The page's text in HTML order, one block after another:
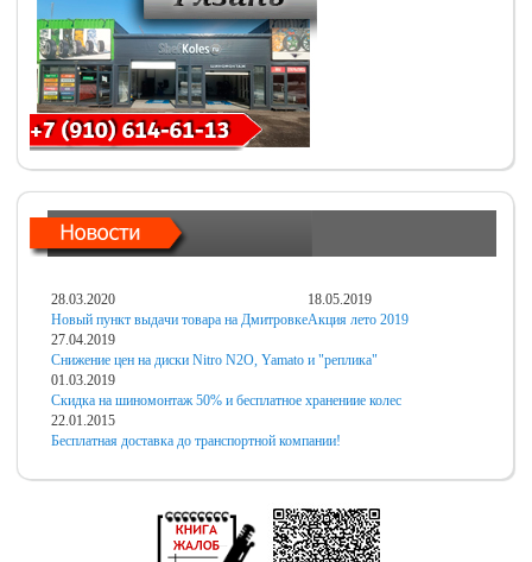
28.03.2020
Новый пункт выдачи товара на Дмитровке
18.05.2019
Акция лето 2019
27.04.2019
Снижение цен на диски Nitro N2O, Yamato и "реплика"
01.03.2019
Скидка на шиномонтаж 50% и бесплатное хранениие колес
22.01.2015
Бесплатная доставка до транспортной компании!